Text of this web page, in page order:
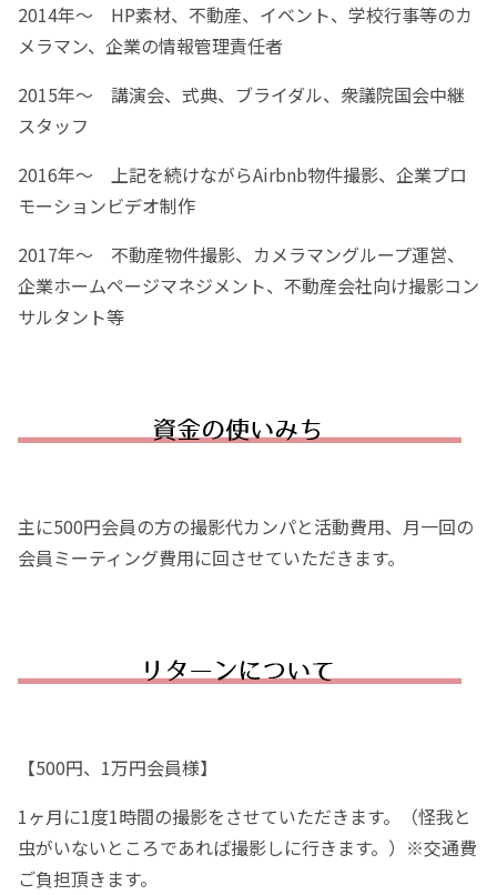
2014年〜 HP素材、不動産、イベント、学校行事等のカ
メラマン、企業の情報管理責任者
2015年〜 講演会、式典、ブライダル、衆議院国会中継
スタッフ
2016年〜 上記を続けながらAirbnb物件撮影、企業プロ
モーションビデオ制作
2017年〜 不動産物件撮影、カメラマングループ運営、
企業ホームページマネジメント、不動産会社向け撮影コン
サルタント等
主に500円会員の方の撮影代カンパと活動費用、月一回の
会員ミーティング費用に回させていただきます。
【500円、1万円会員様】
1ヶ月に1度1時間の撮影をさせていただきます。（怪我と
虫がいないところであれば撮影しに行きます。）※交通費
ご負担頂きます。